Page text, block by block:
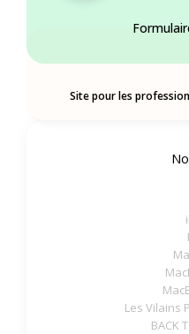
Site pour les
Les Vilains
BACK